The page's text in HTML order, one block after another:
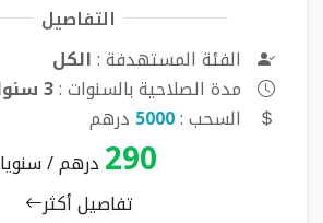
التفاصيل
الفئة المستهدفة :الكل
مدة الصلاحية بالسنوات :3 سنوات
السحب :5000 درهم
290 درهم / سنويا
تفاصيل أكثر